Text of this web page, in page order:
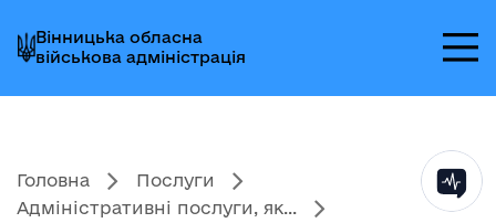
до
головного
меню
до
головного
вмісту
до
головного
колонтитула
Вінницька обласна
військова адміністрація
Головна
Послуги
Адміністративні послуги, як...